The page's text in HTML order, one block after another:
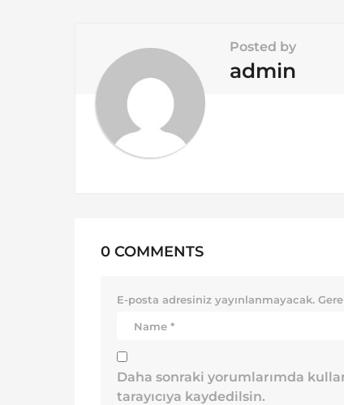
o
Posted by
admin
0 COMMENTS
E-posta adresiniz yayınlanmayacak.
Daha sonraki yorumlarımda
tarayıcıya kaydedilsin.